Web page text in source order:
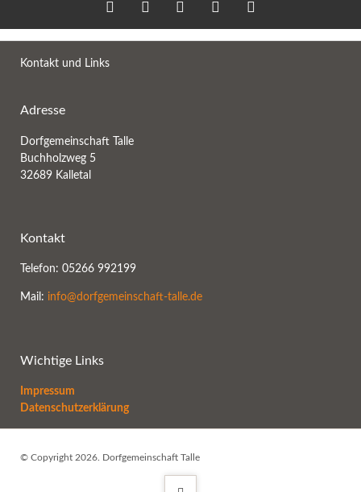
Twitter
Kontakt und Links
Adresse
Dorfgemeinschaft Talle
Buchholzweg 5
32689 Kalletal
Kontakt
Telefon: 05266 992199
Mail: info@dorfgemeinschaft-talle.de
Wichtige Links
Impressum
Datenschutzerklärung
© Copyright 2026. Dorfgemeinschaft Talle